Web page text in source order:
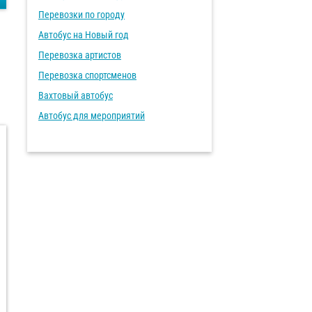
Перевозки по городу
Автобус на Новый год
Перевозка артистов
Перевозка спортсменов
Вахтовый автобус
Автобус для мероприятий